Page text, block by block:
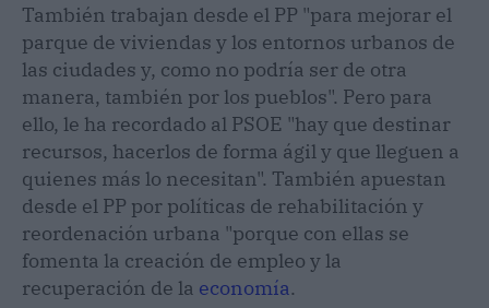
También trabajan desde el PP "para mejorar el
parque de viviendas y los entornos urbanos de
las ciudades y, como no podría ser de otra
manera, también por los pueblos". Pero para
ello, le ha recordado al PSOE "hay que destinar
recursos, hacerlos de forma ágil y que lleguen a
quienes más lo necesitan". También apuestan
desde el PP por políticas de rehabilitación y
reordenación urbana "porque con ellas se
fomenta la creación de empleo y la
recuperación de la economía.